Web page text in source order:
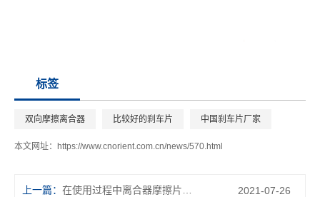
标签
双向摩擦离合器 比较好的刹车片 中国刹车片厂家
本文网址： https://www.cnorient.com.cn/news/570.html
上一篇： 2021-07-26